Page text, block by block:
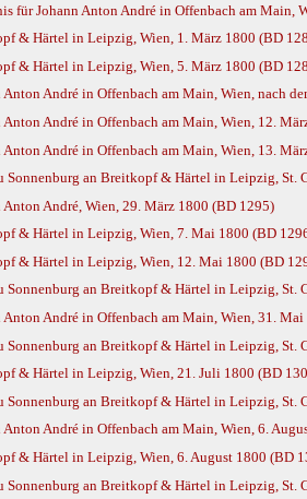
für Johann Anton André in Offenbach am Main,
& Härtel in Leipzig, Wien, 1. März 1800 (BD
& Härtel in Leipzig, Wien, 5. März 1800 (BD
Anton André in Offenbach am Main, Wien, nach
Anton André in Offenbach am Main, Wien, 12.
Anton André in Offenbach am Main, Wien, 13.
Sonnenburg an Breitkopf & Härtel in Leipzig, St.
André, Wien, 29. März 1800 (BD 1295)
& Härtel in Leipzig, Wien, 7. Mai 1800 (BD
& Härtel in Leipzig, Wien, 12. Mai 1800 (BD
Sonnenburg an Breitkopf & Härtel in Leipzig, St.
Anton André in Offenbach am Main, Wien, 31.
Sonnenburg an Breitkopf & Härtel in Leipzig, St.
& Härtel in Leipzig, Wien, 21. Juli 1800 (BD
Sonnenburg an Breitkopf & Härtel in Leipzig, St.
André in Offenbach am Main, Wien, 6.
& Härtel in Leipzig, Wien, 6. August 1800 (BD
Sonnenburg an Breitkopf & Härtel in Leipzig, St.